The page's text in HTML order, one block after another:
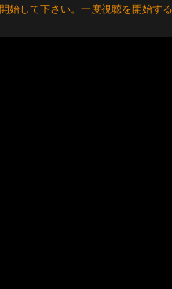
始して下さい。一度視聴を開始す